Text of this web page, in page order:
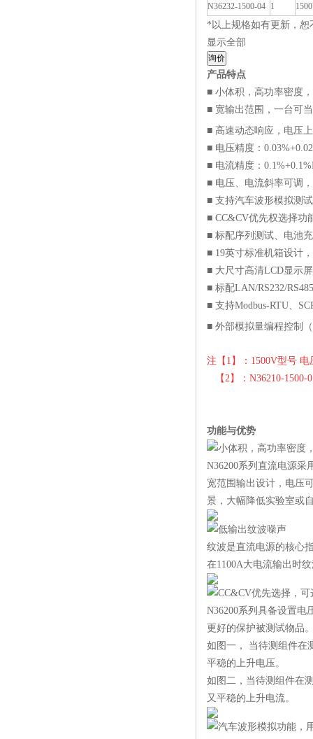
N36232-1500-04 1
*以上规格如有更新，恕
显示全部
询价
产品特点
■ 小体积，高功率密度
■ 宽输出范围，一台可
■ 高速动态响应，电压
■ 电压精度：
■ 电流精度：
■ 电压、电流斜率可调
■ 支持汽车波形模拟测试
■ CC&CV优先权选择功
■ 标配序列测试、电池
■ 19英寸标准机箱设计
■ 大尺寸高清LCD显示
■ 标配LAN/RS232/
■ 支持Modbus-RTU、
■ 外部模拟量编程控制
注【1】：1500V型号 电
【2】：N36210-1500-
功能与优势
小体积，高功率密度
N36200系列直流电源采
宽范围输出设计，电压
景，大幅降低实验室或
低输出纹波噪声
纹波是直流电源的核心
在1100A大电流输出时
CC&CV优先选择，
N36200系列具备设置电
更好的保护被测试物品
如图一， 当待测组件在
平稳的上升电压。
如图二，当待测组件在
又平稳的上升电流。
汽车波形模拟功能，